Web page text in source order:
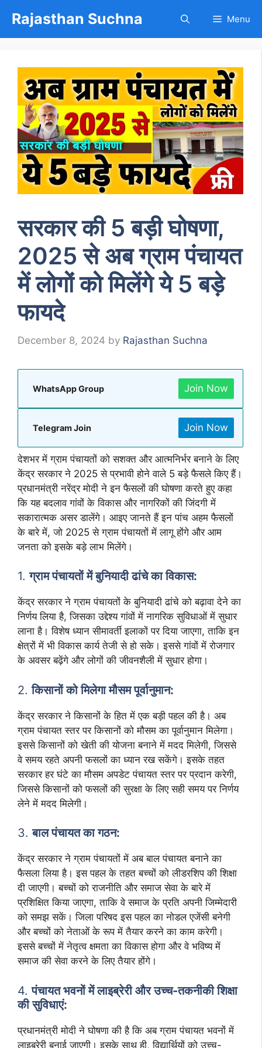
content
Rajasthan Suchna Menu
सरकार की 5 बड़ी घोषणा,
2025 से अब ग्राम पंचायत
में लोगों को मिलेंगे ये 5 बड़े
फायदे
December 8, 2024 by Rajasthan Suchna
WhatsApp Group Join Now
Telegram Join Join Now
देशभर में ग्राम पंचायतों को सशक्त और आत्मनिर्भर बनाने के लिए
केंद्र सरकार ने 2025 से प्रभावी होने वाले 5 बड़े फैसले किए हैं।
प्रधानमंत्री नरेंद्र मोदी ने इन फैसलों की घोषणा करते हुए कहा
कि यह बदलाव गांवों के विकास और नागरिकों की जिंदगी में
सकारात्मक असर डालेंगे। आइए जानते हैं इन पांच अहम फैसलों
के बारे में, जो 2025 से ग्राम पंचायतों में लागू होंगे और आम
जनता को इसके बड़े लाभ मिलेंगे।
1.ग्राम पंचायतों में बुनियादी ढांचे का विकास:
केंद्र सरकार ने ग्राम पंचायतों के बुनियादी ढांचे को बढ़ावा देने का
निर्णय लिया है, जिसका उद्देश्य गांवों में नागरिक सुविधाओं में सुधार
लाना है। विशेष ध्यान सीमावर्ती इलाकों पर दिया जाएगा, ताकि इन
क्षेत्रों में भी विकास कार्य तेजी से हो सके। इससे गांवों में रोजगार
के अवसर बढ़ेंगे और लोगों की जीवनशैली में सुधार होगा।
2.किसानों को मिलेगा मौसम पूर्वानुमान:
केंद्र सरकार ने किसानों के हित में एक बड़ी पहल की है। अब
ग्राम पंचायत स्तर पर किसानों को मौसम का पूर्वानुमान मिलेगा।
इससे किसानों को खेती की योजना बनाने में मदद मिलेगी, जिससे
वे समय रहते अपनी फसलों का ध्यान रख सकेंगे। इसके तहत
सरकार हर घंटे का मौसम अपडेट पंचायत स्तर पर प्रदान करेगी,
जिससे किसानों को फसलों की सुरक्षा के लिए सही समय पर निर्णय
लेने में मदद मिलेगी।
3.बाल पंचायत का गठन:
केंद्र सरकार ने ग्राम पंचायतों में अब बाल पंचायत बनाने का
फैसला लिया है। इस पहल के तहत बच्चों को लीडरशिप की शिक्षा
दी जाएगी। बच्चों को राजनीति और समाज सेवा के बारे में
प्रशिक्षित किया जाएगा, ताकि वे समाज के प्रति अपनी जिम्मेदारी
को समझ सकें। जिला परिषद इस पहल का नोडल एजेंसी बनेगी
और बच्चों को नेताओं के रूप में तैयार करने का काम करेगी।
इससे बच्चों में नेतृत्व क्षमता का विकास होगा और वे भविष्य में
समाज की सेवा करने के लिए तैयार होंगे।
4.पंचायत भवनों में लाइब्रेरी और उच्च-तकनीकी शिक्षा
की सुविधाएं:
प्रधानमंत्री मोदी ने घोषणा की है कि अब ग्राम पंचायत भवनों में
लाइब्रेरी बनाई जाएगी। इसके साथ ही, विद्यार्थियों को उच्च-